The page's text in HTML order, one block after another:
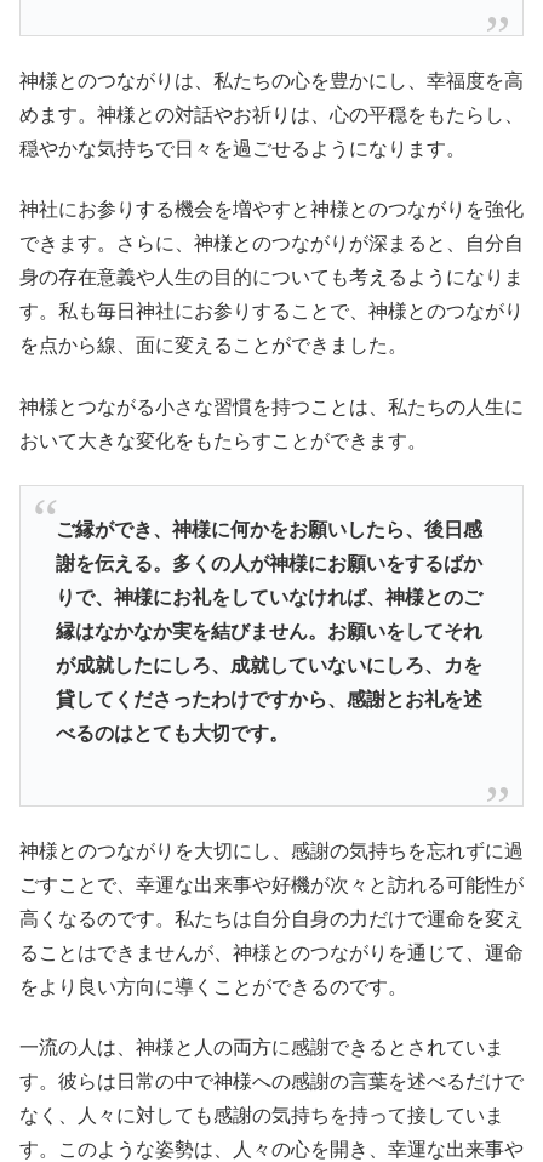
神様とのつながりは、私たちの心を豊かにし、幸福度を高
めます。神様との対話やお祈りは、心の平穏をもたらし、
穏やかな気持ちで日々を過ごせるようになります。
神社にお参りする機会を増やすと神様とのつながりを強化
できます。さらに、神様とのつながりが深まると、自分自
身の存在意義や人生の目的についても考えるようになりま
す。私も毎日神社にお参りすることで、神様とのつながり
を点から線、面に変えることができました。
神様とつながる小さな習慣を持つことは、私たちの人生に
おいて大きな変化をもたらすことができます。
ご縁ができ、神様に何かをお願いしたら、後日感
謝を伝える。多くの人が神様にお願いをするばか
りで、神様にお礼をしていなければ、神様とのご
縁はなかなか実を結びません。お願いをしてそれ
が成就したにしろ、成就していないにしろ、カを
貸してくださったわけですから、感謝とお礼を述
べるのはとても大切です。
神様とのつながりを大切にし、感謝の気持ちを忘れずに過
ごすことで、幸運な出来事や好機が次々と訪れる可能性が
高くなるのです。私たちは自分自身の力だけで運命を変え
ることはできませんが、神様とのつながりを通じて、運命
をより良い方向に導くことができるのです。
一流の人は、神様と人の両方に感謝できるとされていま
す。彼らは日常の中で神様への感謝の言葉を述べるだけで
なく、人々に対しても感謝の気持ちを持って接していま
す。このような姿勢は、人々の心を開き、幸運な出来事や